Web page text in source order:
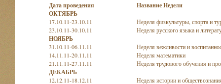
Дата проведения
Название Недели
ОКТЯБРЬ
17.10.11-23.10.11
Неделя физкультуры, спорта и
23.10.11-30.10.11
Неделя русского языка и
НОЯБРЬ
31.10.11-06.11.11
Неделя вежливости и
14.11.11-20.11.11
Неделя математики
21.11.11-27.11.11
Неделя трудового обучения и
ДЕКАБРЬ
12.12.11-18.12.11
Неделя истории и